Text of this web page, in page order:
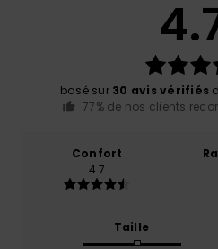
basé sur 30 avis vérifiés
77% de nos clients
Confort
4.7
Taille